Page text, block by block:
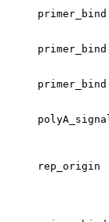
rep_origin